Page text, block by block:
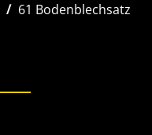
61 Bodenblechsatz